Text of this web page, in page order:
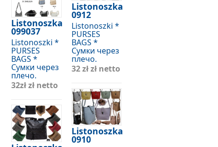
Listonoszka
099037
Listonoszki *
PURSES
BAGS *
Сумки через
плечо.
32złzł netto
Listonoszka
0912
Listonoszki *
PURSES
BAGS *
Сумки через
плечо.
32 złzł netto
Listonoszka
0910